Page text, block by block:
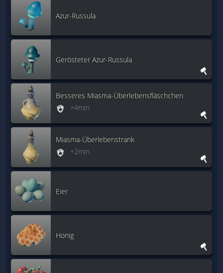
Azur-Russula
Gerösteter Azur-Russula
Besseres Miasma-Überlebensfläschchen
+4min
Miasma-Überlebenstrank
+2min
Eier
Honig